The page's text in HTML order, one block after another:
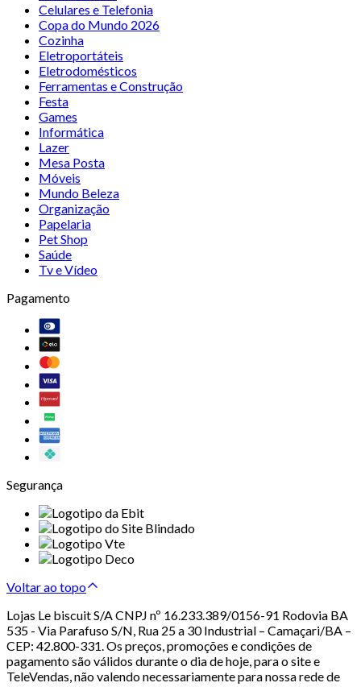
Celulares e Telefonia
Copa do Mundo 2026
Cozinha
Eletroportáteis
Eletrodomésticos
Ferramentas e Construção
Festa
Games
Informática
Lazer
Mesa Posta
Móveis
Mundo Beleza
Organização
Papelaria
Pet Shop
Saúde
Tv e Vídeo
Pagamento
Segurança
Voltar ao topo
Lojas Le biscuit S/A CNPJ nº 16.233.389/0156-91 Rodovia BA
535 - Via Parafuso S/N, Rua 25 a 30 Industrial – Camaçari/BA –
CEP: 42.800-331. Os preços, promoções e condições de
pagamento são válidos durante o dia de hoje, para o site e
TeleVendas, não valendo necessariamente para nossa rede de